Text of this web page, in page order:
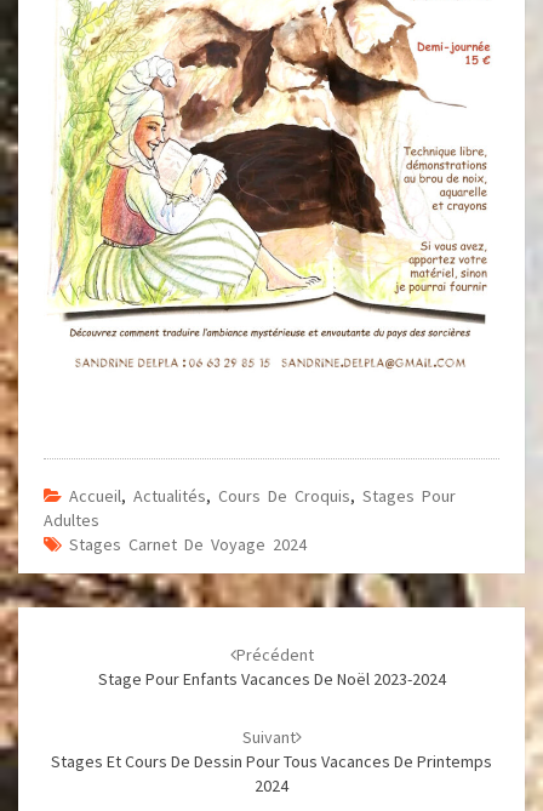
Accueil, Actualités, Cours De Croquis, Stages Pour
Adultes
Stages Carnet De Voyage 2024
Navigation
d'article
Précédent
Stage Pour Enfants Vacances De Noël 2023-2024
Suivant
Stages Et Cours De Dessin Pour Tous Vacances De Printemps
2024